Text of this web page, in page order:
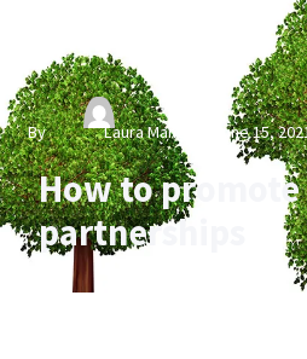
ByLaura Mangels June 15,
How to
partnerships